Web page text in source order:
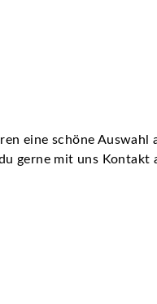
eine schöne Auswahl
gerne mit uns Kontakt